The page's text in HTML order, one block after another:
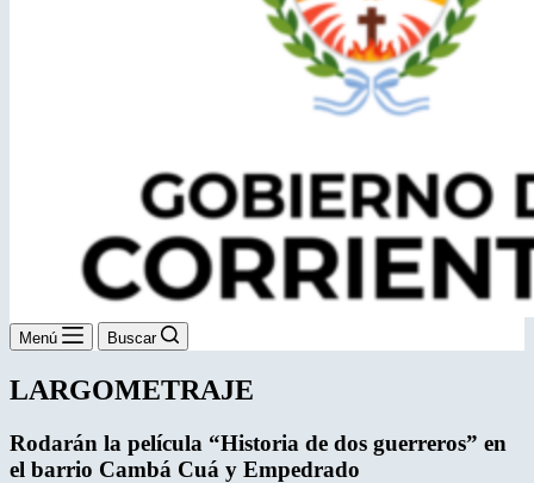
Menú Buscar
LARGOMETRAJE
Rodarán la película “Historia de dos guerreros” en
el barrio Cambá Cuá y Empedrado